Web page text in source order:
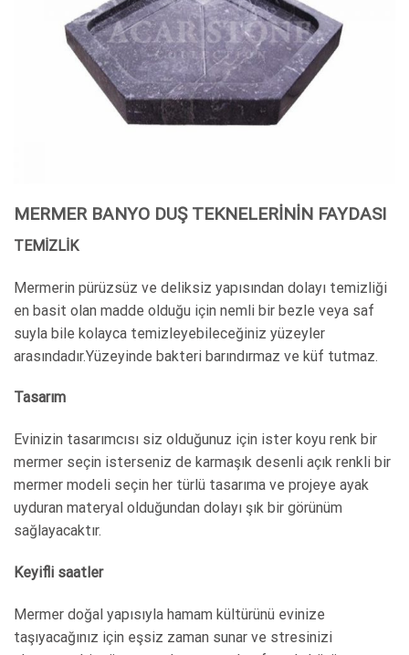
MERMER BANYO DUŞ TEKNELERİNİN FAYDASI
TEMİZLİK
Mermerin pürüzsüz ve deliksiz yapısından dolayı temizliği
en basit olan madde olduğu için nemli bir bezle veya saf
suyla bile kolayca temizleyebileceğiniz yüzeyler
arasındadır.Yüzeyinde bakteri barındırmaz ve küf tutmaz.
Tasarım
Evinizin tasarımcısı siz olduğunuz için ister koyu renk bir
mermer seçin isterseniz de karmaşık desenli açık renkli bir
mermer modeli seçin her türlü tasarıma ve projeye ayak
uyduran materyal olduğundan dolayı şık bir görünüm
sağlayacaktır.
Keyifli saatler
Mermer doğal yapısıyla hamam kültürünü evinize
taşıyacağınız için eşsiz zaman sunar ve stresinizi